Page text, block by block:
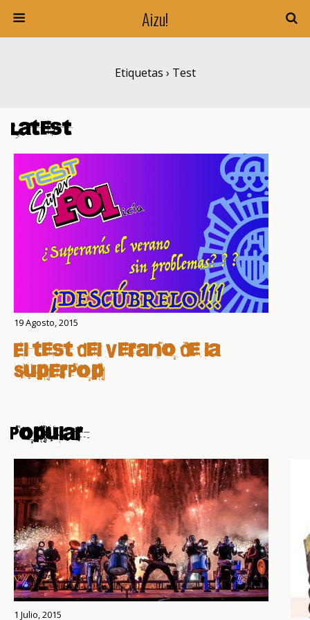
Aizu!
Etiquetas › Test
Latest
19 Agosto, 2015
El test del Verano de la
SuperPop
Popular
1 Julio, 2015